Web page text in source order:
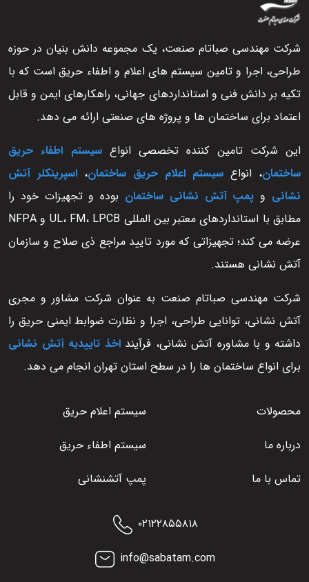
شرکت مهندسی صباتام صنعت، یک مجموعه دانش بنیان در حوزه
طراحی، اجرا و تامین سیستم های اعلام و اطفاء حریق است که با
تکیه بر دانش فنی و استانداردهای جهانی، راهکارهای ایمن و قابل
اعتماد برای ساختمان ها و پروژه های صنعتی ارائه می دهد.
این شرکت تامین کننده تخصصی انواعسیستم اطفاء حریق
ساختمان، انواع سیستم اعلام حریق ساختمان، اسپرینکلر آتش
نشانی و پمپ آتش نشانی ساختمان بوده و تجهیزات خود را
مطابق با استانداردهای معتبر بین المللی UL، FM، LPCB و NFPA
عرضه می کند؛ تجهیزاتی که مورد تایید مراجع ذی صلاح و سازمان
آتش نشانی هستند.
شرکت مهندسی صباتام صنعت به عنوان شرکت مشاور و مجری
آتش نشانی، توانایی طراحی، اجرا و نظارت ضوابط ایمنی حریق را
داشته و با مشاوره آتش نشانی، فرآینداخذ تاییدیه آتش نشانی
برای انواع ساختمان ها را در سطح استان تهران انجام می دهد.
محصولات
درباره ما
تماس با ما
سیستم اعلام حریق
سیستم اطفاء حریق
پمپ آتشنشانی
۰۲۱۲۲۸۵۵۸۱۸
info@sabatam.com